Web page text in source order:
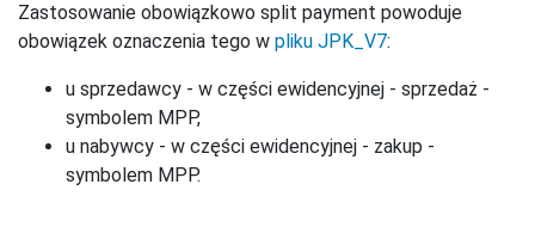
Zastosowanie obowiązkowo split payment powoduje
obowiązek oznaczenia tego w pliku JPK_V7:
u sprzedawcy - w części ewidencyjnej - sprzedaż -
symbolem MPP,
u nabywcy - w części ewidencyjnej - zakup -
symbolem MPP.